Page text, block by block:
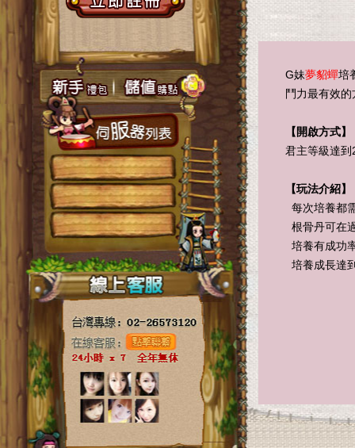
G妹夢貂蟬培
鬥力最有效的
【開啟方式】
君主等級達
【玩法介紹】
每次培養都
根骨丹可在
培養有成功
培養成長達